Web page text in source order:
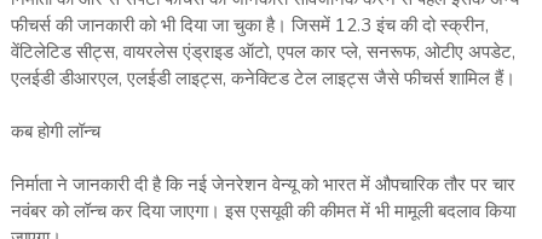
फीचर्स की जानकारी को भी दिया जा चुका है। जिसमें 12.3 इंच की दो स्‍क्रीन,
वेंटिलेटिड सीट्स, वायरलेस एंड्राइड ऑटो, एपल कार प्‍ले, सनरूफ, ओटीए अपडेट,
एलईडी डीआरएल, एलईडी लाइट्स, कनेक्‍टिड टेल लाइट्स जैसे फीचर्स शामिल हैं।
कब होगी लॉन्‍च
निर्माता ने जानकारी दी है कि नई जेनरेशन वेन्‍यू को भारत में औपचारिक तौर पर चार
नवंबर को लॉन्‍च कर दिया जाएगा। इस एसयूवी की कीमत में भी मामूली बदलाव किया